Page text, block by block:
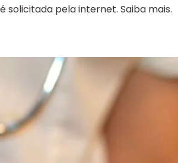
solicitada pela internet. Saiba mais.